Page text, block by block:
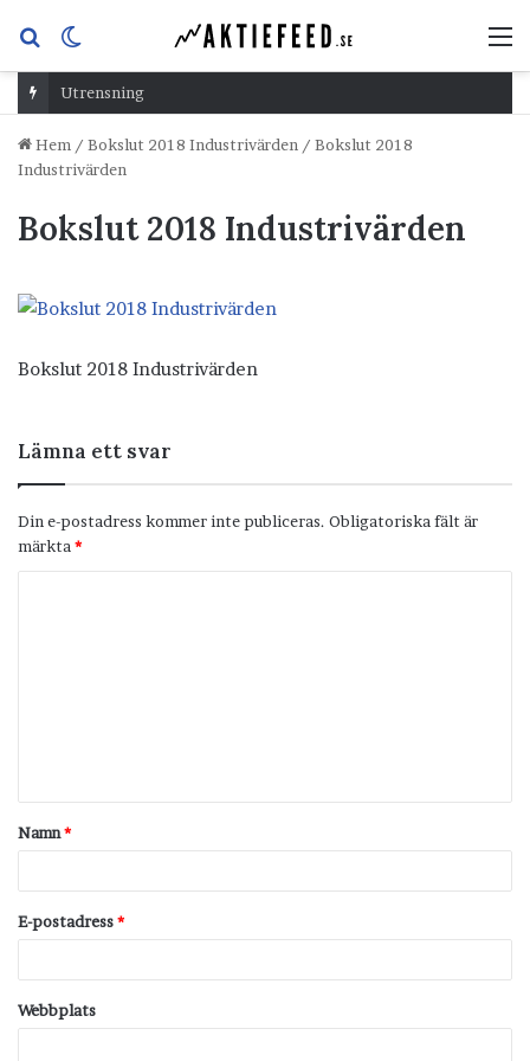
Sök
efterskin
Utrensning
Hem / Bokslut 2018 Industrivärden / Bokslut 2018
Industrivärden
Bokslut 2018 Industrivärden
Bokslut 2018 Industrivärden
Lämna ett svar
Din e-postadress kommer inte publiceras. Obligatoriska fält är
märkta *
t
a
Namn*
E-postadress*
Webbplats